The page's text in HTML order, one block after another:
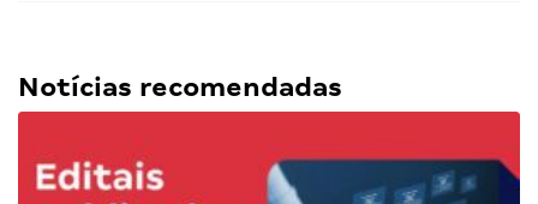
Notícias recomendadas